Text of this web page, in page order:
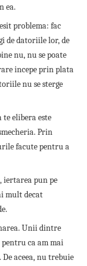
ea.
problema: fac
de datoriile lor, de
nu, nu se poate
incepe prin plata
nu se sterge
elibera este
Prin
facute pentru a
iertarea pun pe
mult decat
Unii dintre
pentru ca am mai
aceea, nu trebuie